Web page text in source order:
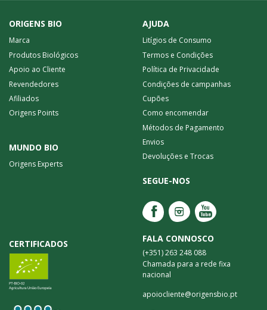
ORIGENS BIO
Marca
Produtos Biológicos
Apoio ao Cliente
Revendedores
Afiliados
Origens Points
AJUDA
Litígios de Consumo
Termos e Condições
Política de Privacidade
Condições de campanhas
Cupões
Como encomendar
Métodos de Pagamento
Envios
Devoluções e Trocas
MUNDO BIO
Origens Experts
SEGUE-NOS
FALA CONNOSCO
(+351) 263 248 088
Chamada para a rede fixa
nacional
apoiocliente@origensbio.pt
CERTIFICADOS